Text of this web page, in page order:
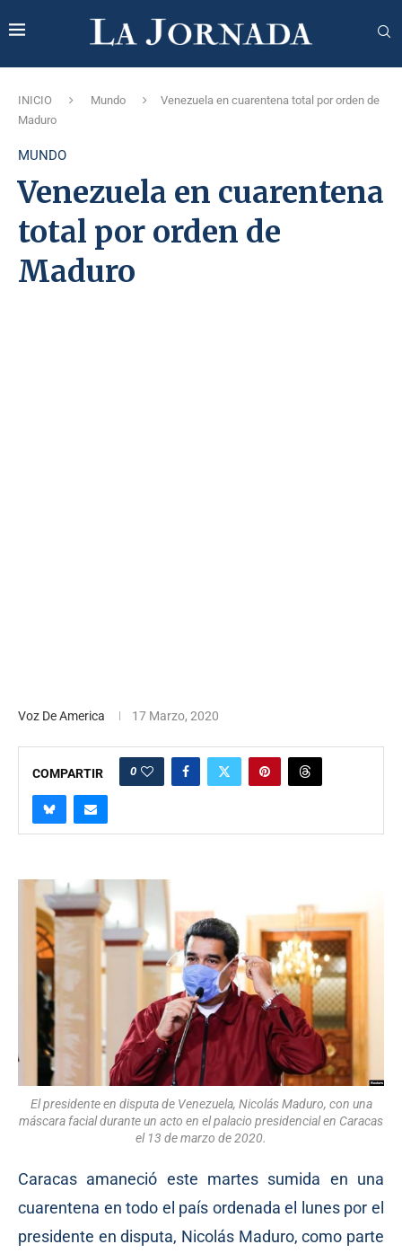
INICIO Mundo
Venezuela en cuarentena total por orden de
Maduro
MUNDO
Venezuela en cuarentena
total por orden de
Maduro
Voz De America 17 Marzo, 2020
COMPARTIR 0
El presidente en disputa de Venezuela, Nicolás Maduro, con una
máscara facial durante un acto en el palacio presidencial en Caracas
el 13 de marzo de 2020.
Caracas amaneció este martes sumida en una
cuarentena en todo el país ordenada el lunes por el
presidente en disputa, Nicolás Maduro, como parte